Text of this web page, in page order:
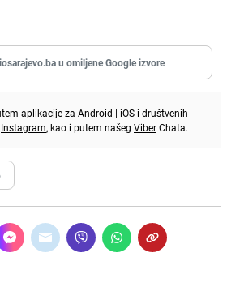
u omiljene Google izvore
aplikacije za Android | iOS i društvenih
Instagram, kao i putem našeg ViberChata.